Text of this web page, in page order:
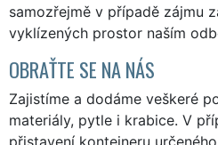
samozřejmě v případě zájmu
vyklízených prostor naším
OBRAŤTE SE NA NÁS
Zajistíme a dodáme veškeré
materiály, pytle i krabice. V
přistavení kontejneru